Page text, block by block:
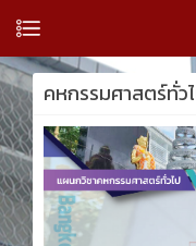
คหกรรมศาสตร์ทั่ว